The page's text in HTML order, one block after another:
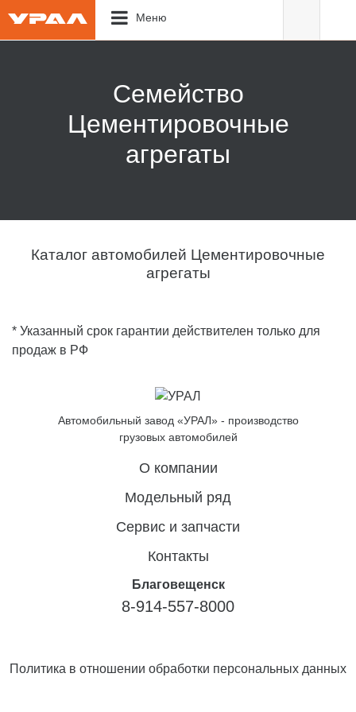
Меню
Семейство
Цементировочные
агрегаты
Каталог автомобилей Цементировочные
агрегаты
* Указанный срок гарантии действителен только для
продаж в РФ
Модельный ряд
О компании
Контакты
Сервис и запчасти
Автомобильный завод «УРАЛ» - производство
грузовых автомобилей
Благовещенск
8-914-557-8000
Политика в отношении обработки персональных данных